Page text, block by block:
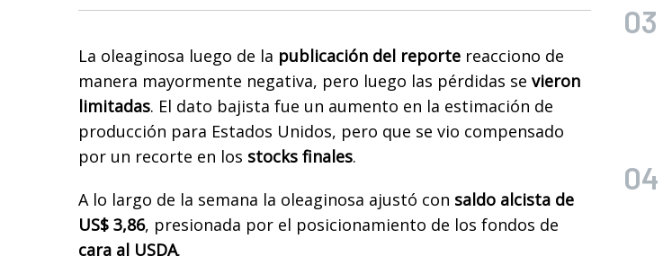
La oleaginosa luego de la publicación del reporte reacciono de
manera mayormente negativa, pero luego las pérdidas se vieron
limitadas. El dato bajista fue un aumento en la estimación de
producción para Estados Unidos, pero que se vio compensado
por un recorte en los stocks finales.
A lo largo de la semana la oleaginosa ajustó con saldo alcista de
US$ 3,86, presionada por el posicionamiento de los fondos de
cara al USDA.